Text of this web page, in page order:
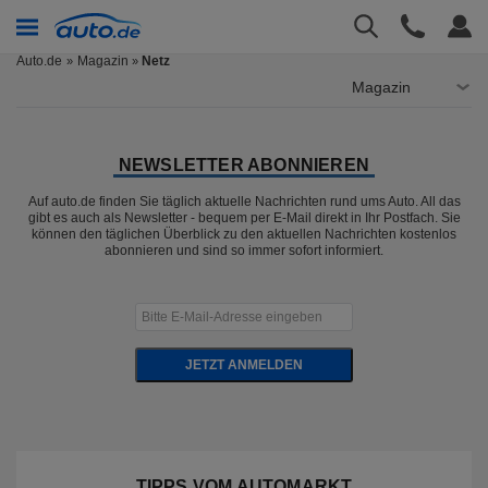
Auto.de Magazin » Netz
Magazin
NEWSLETTER ABONNIEREN
Auf auto.de finden Sie täglich aktuelle Nachrichten rund ums Auto. All das
gibt es auch als Newsletter - bequem per E-Mail direkt in Ihr Postfach. Sie
können den täglichen Überblick zu den aktuellen Nachrichten kostenlos
abonnieren und sind so immer sofort informiert.
JETZT ANMELDEN